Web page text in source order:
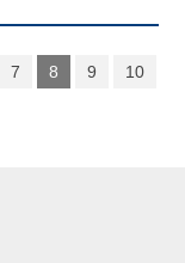
7 8 9
10